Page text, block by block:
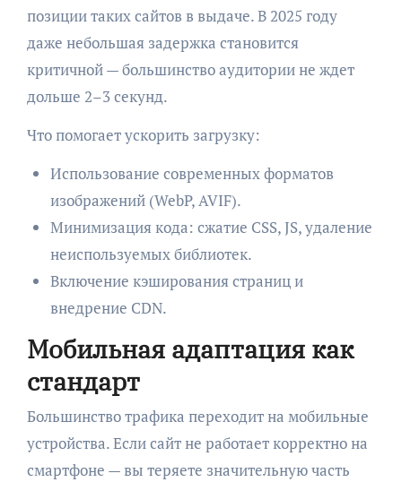
позиции таких сайтов в выдаче. В 2025 году
даже небольшая задержка становится
критичной — большинство аудитории не ждет
дольше 2–3 секунд.
Что помогает ускорить загрузку:
Использование современных форматов
изображений (WebP, AVIF).
Минимизация кода: сжатие CSS, JS, удаление
неиспользуемых библиотек.
Включение кэширования страниц и
внедрение CDN.
Мобильная адаптация как
стандарт
Большинство трафика переходит на мобильные
устройства. Если сайт не работает корректно на
смартфоне — вы теряете значительную часть